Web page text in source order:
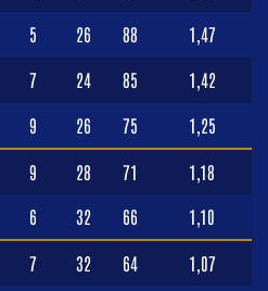
5 26 88 1,47
7 24 85 1,42
9 26 75 1,25
9 28 71 1,18
6 32 66 1,10
7 32 64 1,07